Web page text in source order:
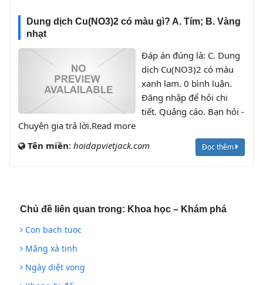
Dung dịch Cu(NO3)2 có màu gì? A. Tím; B. Vàng
nhạt
Đáp án đúng là: C. Dung
dịch Cu(NO3)2 có màu
xanh lam. 0 bình luận.
Đăng nhập để hỏi chi
tiết. Quảng cáo. Bạn hỏi -
Chuyên gia trả lời.Read more
Tên miền: hoidapvietjack.com Đọc thêm
Chủ đề liên quan trong: Khoa học – Khám phá
Con bach tuoc
Mãng xà tinh
Ngày diệt vong